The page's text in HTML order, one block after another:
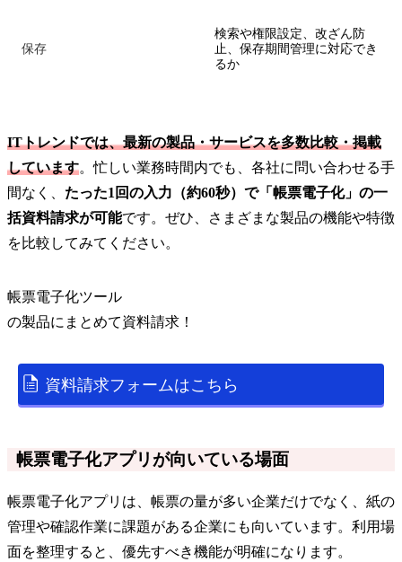
保存
検索や権限設定、改ざん防
止、保存期間管理に対応でき
るか
ITトレンドでは、最新の製品・サービスを多数比較・掲載
しています。忙しい業務時間内でも、各社に問い合わせる手
間なく、 たった1回の入力（約60秒）で「帳票電子化」の一
括資料請求が可能です。ぜひ、さまざまな製品の機能や特徴
を比較してみてください。
帳票電子化ツール
の製品にまとめて資料請求！
資料請求フォームはこちら
帳票電子化アプリが向いている場面
帳票電子化アプリは、帳票の量が多い企業だけでなく、紙の
管理や確認作業に課題がある企業にも向いています。利用場
面を整理すると、優先すべき機能が明確になります。